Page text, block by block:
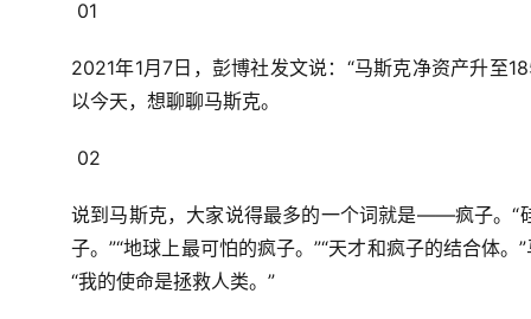
01
2021年1月7日， 彭博社发文说： “马斯克净资产升至
以今天，想聊聊马斯克。
02
说到马斯克， 大家说得最多的一个词就是——疯子。“
子。”“地球上最可怕的疯子。”“天才和疯子的结合体。”
“我的使命是拯救人类。”